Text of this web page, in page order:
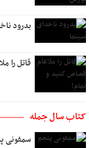
بدرود
قاتل را
کتاب سال جمله
سمفونی